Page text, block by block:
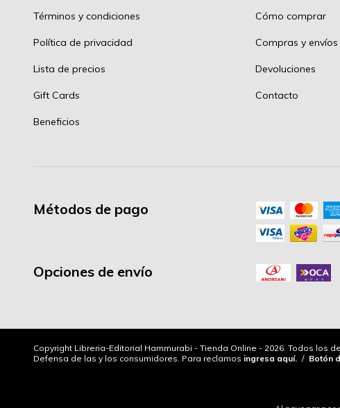
Términos y condiciones
Política de privacidad
Lista de precios
Gift Cards
Beneficios
Cómo comprar
Compras y
Devoluciones
Contacto
Métodos de pago
Opciones de envío
Copyright Libreria-Editorial Hammurabi - Tienda Online - 2026. Todos los
Defensa de las y los consumidores. Para reclamos ingresa aquí. / Botón